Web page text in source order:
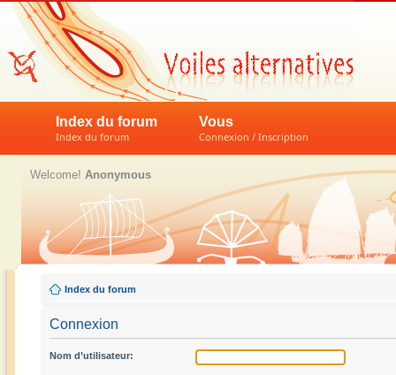
Index du forum
Index du forum
Vous
Connexion / Inscription
Welcome! Anonymous
Index du forum
Connexion
Nom d’utilisateur: